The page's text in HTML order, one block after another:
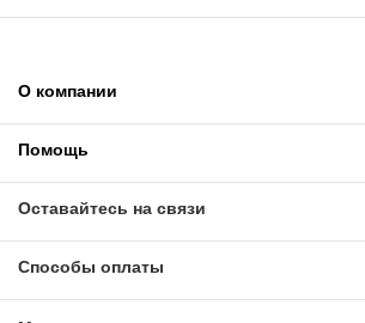
О компании
Помощь
Оставайтесь на связи
Способы оплаты